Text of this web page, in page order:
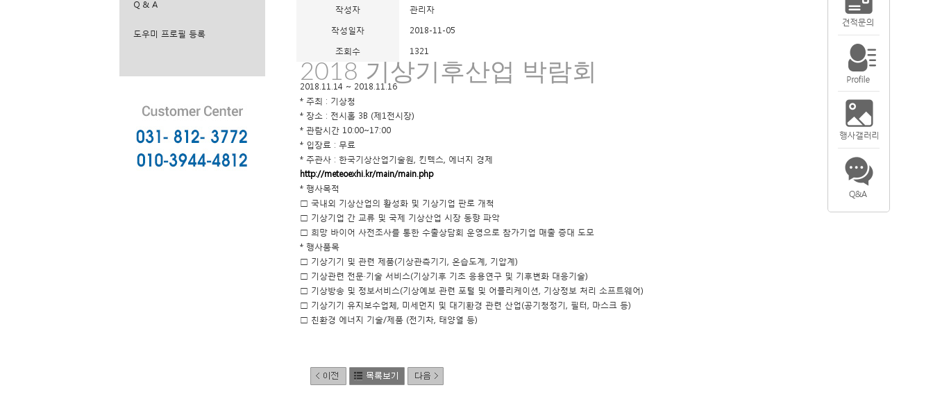
Q & A
도우미 프로필 등록
작성자 관리자
작성일자 2018-11-05
조회수 1321
2018 기상기후산업 박람회
2018.11.14 ~ 2018.11.16
* 주최 : 기상청
* 장소 : 전시홀 3B (제1전시장)
* 관람시간 10:00~17:00
* 입장료 : 무료
* 주관사 : 한국기상산업기술원, 킨텍스, 에너지 경제
http://meteoexhi.kr/main/main.php
* 행사목적
□ 국내외 기상산업의 활성화 및 기상기업 판로 개척
□ 기상기업 간 교류 및 국제 기상산업 시장 동향 파악
□ 희망 바이어 사전조사를 통한 수출상담회 운영으로 참가기업 매출 증대 도모
* 행사품목
□ 기상기기 및 관련 제품(기상관측기기, 온습도계, 기압계)
□ 기상관련 전문·기술 서비스(기상기후 기초 응용연구 및 기후변화 대응기술)
□ 기상방송 및 정보서비스(기상예보 관련 포털 및 어플리케이션, 기상정보 처리 소프트웨어)
□ 기상기기 유지보수업체, 미세먼지 및 대기환경 관련 산업(공기청정기, 필터, 마스크 등)
□ 친환경 에너지 기술/제품 (전기차, 태양열 등)